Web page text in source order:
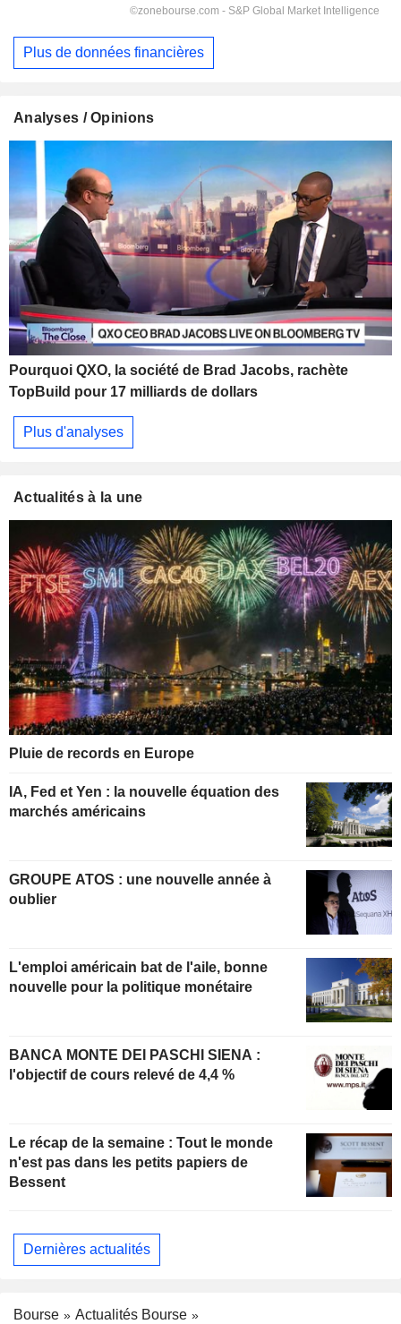
Plus de données financières
Analyses / Opinions
Pourquoi QXO, la société de Brad Jacobs, rachète
TopBuild pour 17 milliards de dollars
Plus d'analyses
Actualités à la une
Pluie de records en Europe
IA, Fed et Yen : la nouvelle équation des
marchés américains
GROUPE ATOS : une nouvelle année à
oublier
L'emploi américain bat de l'aile, bonne
nouvelle pour la politique monétaire
BANCA MONTE DEI PASCHI SIENA :
l'objectif de cours relevé de 4,4 %
Le récap de la semaine : Tout le monde
n'est pas dans les petits papiers de
Bessent
Dernières actualités
Bourse
Actualités Bourse